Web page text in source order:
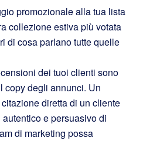
promozionale alla tua lista
collezione estiva più votata
di cosa parlano tutte quelle
dei tuoi clienti sono
copy degli annunci. Un
diretta di un cliente
e persuasivo di
di marketing possa